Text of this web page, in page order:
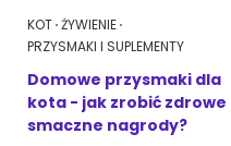
KOT ŻYWIENIE
PRZYSMAKI I SUPLEMENTY
Domowe przysmaki dla
kota - jak zrobić zdrowe
smaczne nagrody?